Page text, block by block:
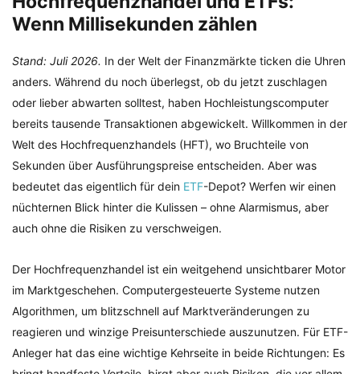
Wenn Millisekunden zählen
Stand: Juli 2026. In der Welt der Finanzmärkte ticken die Uhren
anders. Während du noch überlegst, ob du jetzt zuschlagen
oder lieber abwarten solltest, haben Hochleistungscomputer
bereits tausende Transaktionen abgewickelt. Willkommen in der
Welt des Hochfrequenzhandels (HFT), wo Bruchteile von
Sekunden über Ausführungspreise entscheiden. Aber was
bedeutet das eigentlich für dein ETF-Depot? Werfen wir einen
nüchternen Blick hinter die Kulissen – ohne Alarmismus, aber
auch ohne die Risiken zu verschweigen.
Der Hochfrequenzhandel ist ein weitgehend unsichtbarer Motor
im Marktgeschehen. Computergesteuerte Systeme nutzen
Algorithmen, um blitzschnell auf Marktveränderungen zu
reagieren und winzige Preisunterschiede auszunutzen. Für ETF-
Anleger hat das eine wichtige Kehrseite in beide Richtungen: Es